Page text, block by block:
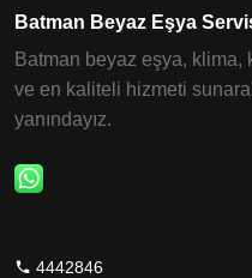
Batman Beyaz Eşya
Batman beyaz eşya, klima,
ve en kaliteli hizmeti
yanındayız.
4442846